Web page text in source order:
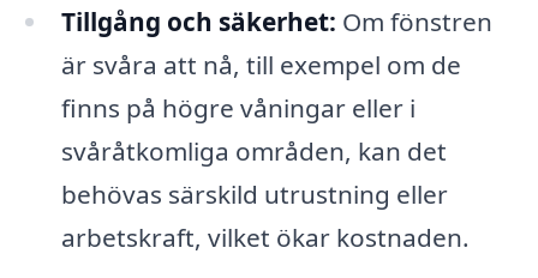
Tillgång och säkerhet: Om fönstren
är svåra att nå, till exempel om de
finns på högre våningar eller i
svåråtkomliga områden, kan det
behövas särskild utrustning eller
arbetskraft, vilket ökar kostnaden.